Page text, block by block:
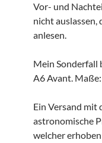
Vor- und
nicht auslassen,
anlesen.
Mein Sonderfall
A6 Avant.
Ein Versand mit
astronomische
welcher